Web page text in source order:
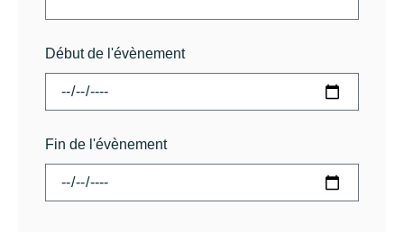
Début de l'évènement
Fin de l'évènement